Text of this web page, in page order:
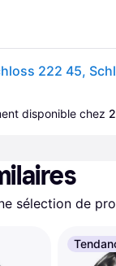
disponible chez 2
sélection de